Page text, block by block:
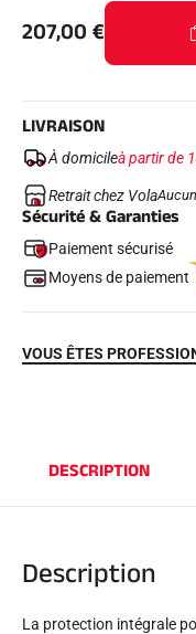
207,00 €
LIVRAISON
À domicileà partir de
Retrait chez Vola
Sécurité & Garanties
Paiement sécurisé
Moyens de paiement
VOUS ÊTES
DESCRIPTION
Description
La protection intégrale